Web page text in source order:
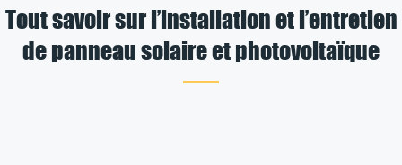
Tout savoir sur l’installation et l’entretien
de panneau solaire et photovoltaïque